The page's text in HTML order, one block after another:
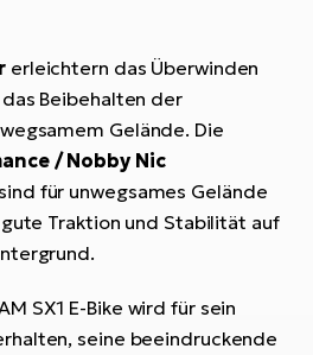
erleichtern das Überwinden
Beibehalten der
Gelände. Die
/ Nobby Nic
für unwegsames Gelände
Traktion und Stabilität auf
SX1 E-Bike wird für sein
seine beeindruckende